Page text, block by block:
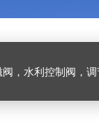
水利控制阀，调节